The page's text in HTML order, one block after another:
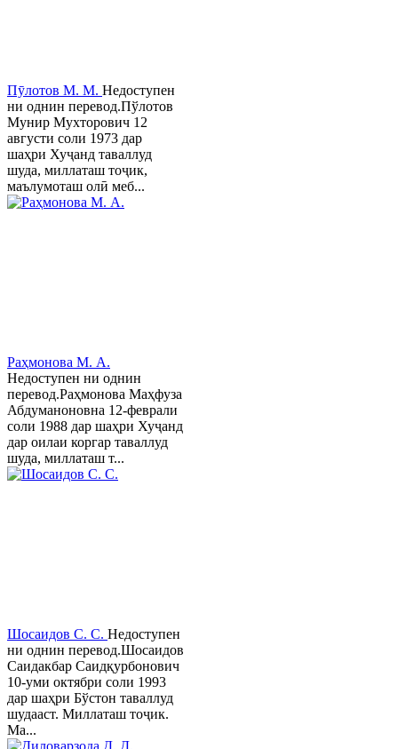
Пӯлотов М. М. Недоступен
ни однин перевод.Пўлотов
Мунир Мухторович 12
августи соли 1973 дар
шаҳри Хуҷанд таваллуд
шуда, миллаташ тоҷик,
маълумоташ олӣ меб...
Раҳмонова М. А.
Недоступен ни однин
перевод.Раҳмонова Маҳфуза
Абдуманоновна 12-феврали
соли 1988 дар шаҳри Хуҷанд
дар оилаи коргар таваллуд
шуда, миллаташ т...
Шосаидов С. С. Недоступен
ни однин перевод.Шосаидов
Саидакбар Саидқурбонович
10-уми октябри соли 1993
дар шаҳри Бўстон таваллуд
шудааст. Миллаташ тоҷик.
Ма...